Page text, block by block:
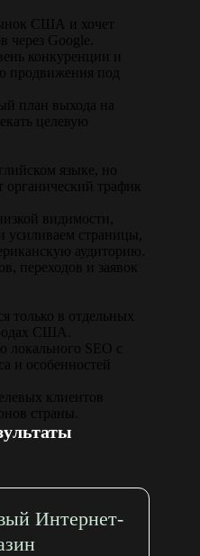
США и хочет
через Google.
конкуренции и
продвижения под
план выхода на
целевую
языке, но
органический трафик
видимости,
усиливаем страницы,
аудиторию.
переходов и заявок
только в отдельных
США.
локального SEO с
и особенностей
клиентов
страны.
Интернет-